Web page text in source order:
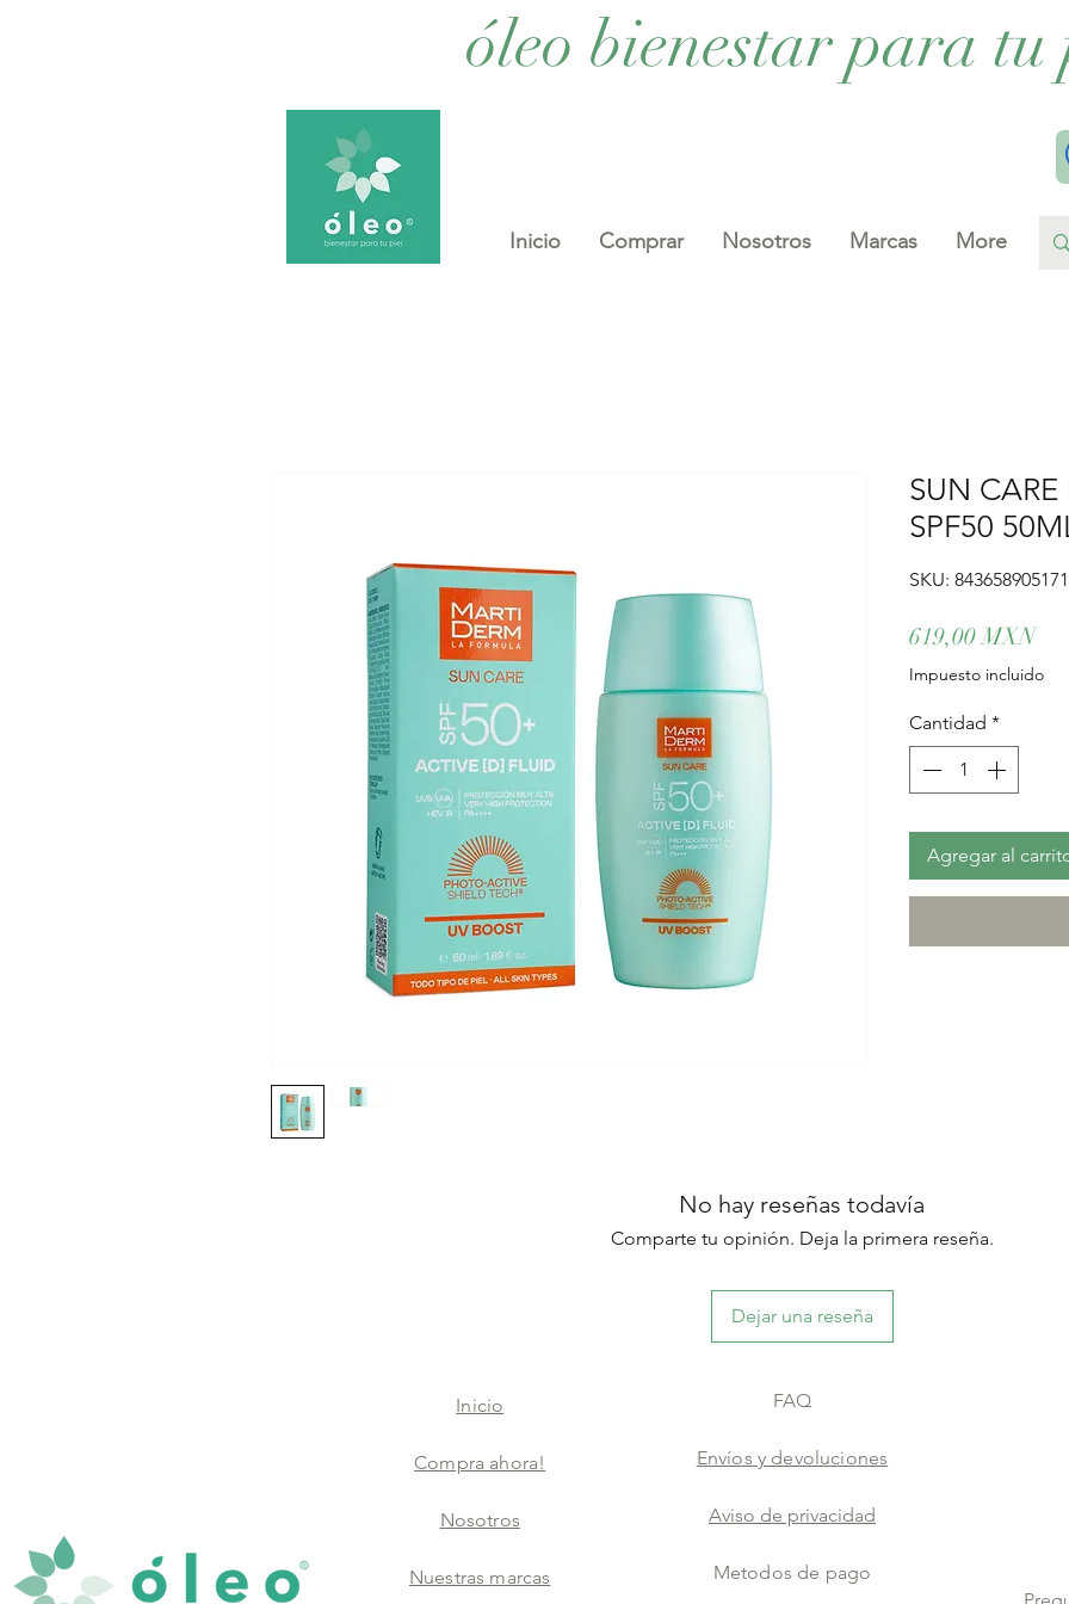
óleo bienestar para tu
Inicio Comprar Nosotros Marcas More
SUN
SPF50
SKU:
619,00 MXN
Impuesto incluido
Cantidad *
Agregar al
No hay reseñas todavía
Comparte tu opinión. Deja la primera reseña.
Dejar una reseña
Inicio
Compra ahora!
Nosotros
Nuestras marcas
FAQ
Envíos y devoluciones
Aviso de privacidad
Metodos de pago